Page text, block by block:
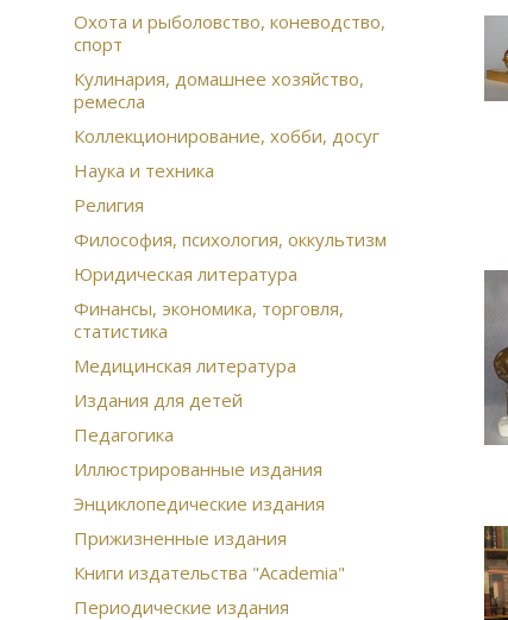
Охота и рыболовство, коневодство,
спорт
Кулинария, домашнее хозяйство,
ремесла
Коллекционирование, хобби, досуг
Наука и техника
Религия
Философия, психология, оккультизм
Юридическая литература
Финансы, экономика, торговля,
статистика
Медицинская литература
Издания для детей
Педагогика
Иллюстрированные издания
Энциклопедические издания
Прижизненные издания
Книги издательства "Academia"
Периодические издания